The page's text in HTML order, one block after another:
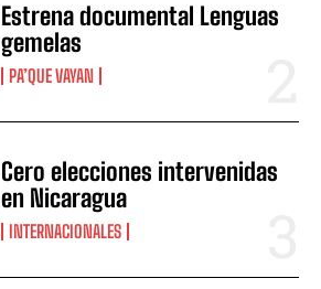
Estrena documental Lenguas
gemelas
PA’QUE VAYAN
Cero elecciones intervenidas
en Nicaragua
INTERNACIONALES